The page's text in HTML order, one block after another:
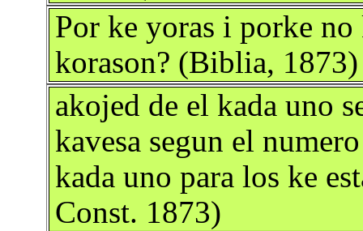
Por ke yoras i porke
korason? (Biblia, 1873)
akojed de el kada uno
kavesa segun el
kada uno para los ke
Const. 1873)